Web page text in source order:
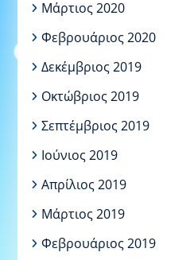
Μάρτιος 2020
Φεβρουάριος 2020
Δεκέμβριος 2019
Οκτώβριος 2019
Σεπτέμβριος 2019
Ιούνιος 2019
Απρίλιος 2019
Μάρτιος 2019
Φεβρουάριος 2019